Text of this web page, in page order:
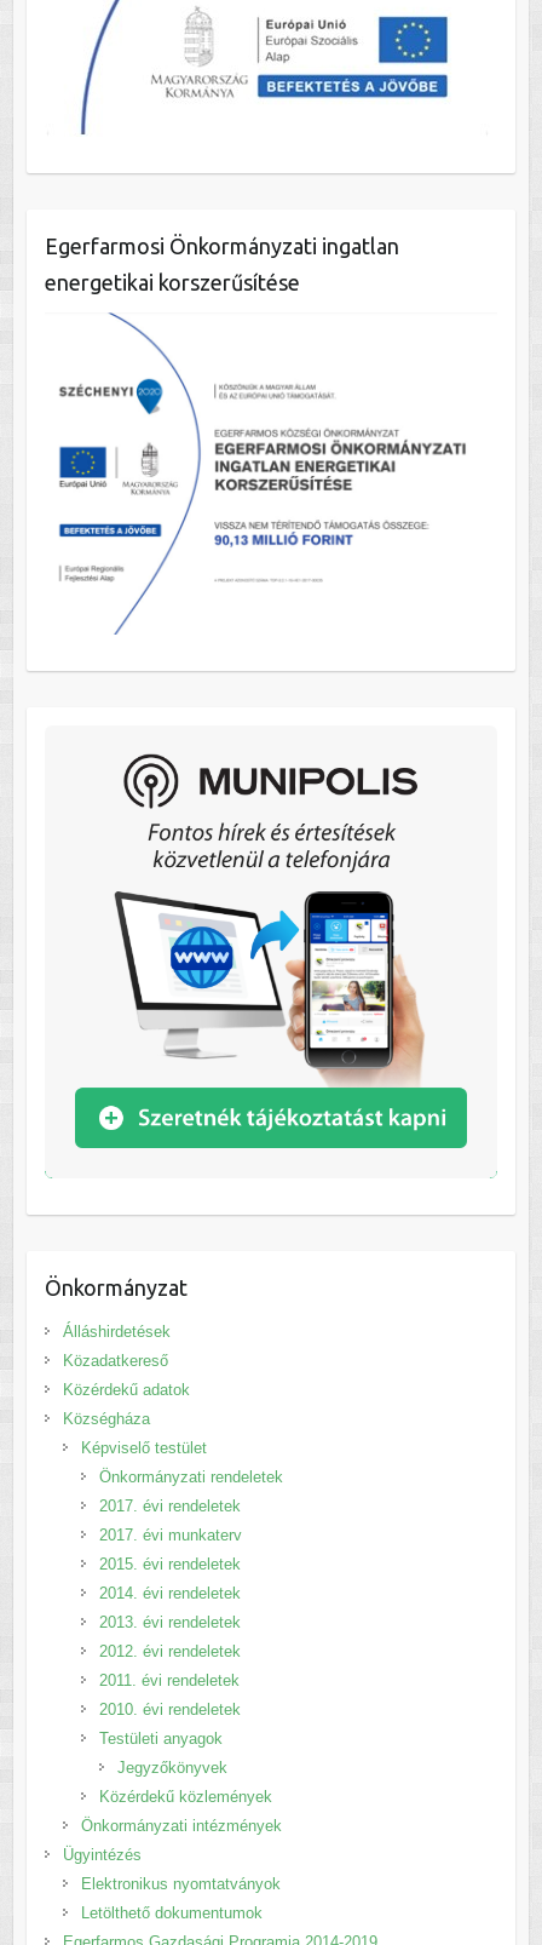
Egerfarmosi Önkormányzati ingatlan
energetikai korszerűsítése
Önkormányzat
Álláshirdetések
Közadatkereső
Közérdekű adatok
Községháza
Képviselő testület
Önkormányzati rendeletek
2017. évi rendeletek
2017. évi munkaterv
2015. évi rendeletek
2014. évi rendeletek
2013. évi rendeletek
2012. évi rendeletek
2011. évi rendeletek
2010. évi rendeletek
Testületi anyagok
Jegyzőkönyvek
Közérdekű közlemények
Önkormányzati intézmények
Ügyintézés
Elektronikus nyomtatványok
Letölthető dokumentumok